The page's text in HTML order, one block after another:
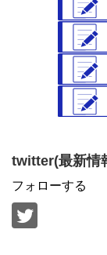
twitter(最新情
フォローする